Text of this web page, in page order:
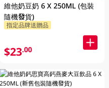
維他奶豆奶 6 X 250ML (包裝
隨機發貨)
指定品牌送贈品
$23.00